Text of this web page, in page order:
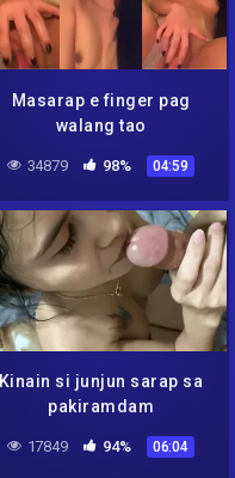
Masarap e finger pag
walang tao
34879 98% 04:59
Kinain si junjun sarap sa
pakiramdam
17849 94% 06:04